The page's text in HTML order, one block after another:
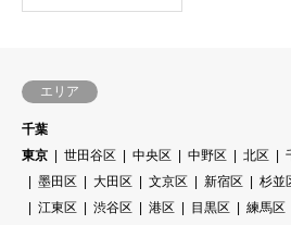
エリア
千葉
東京
世田谷区 中央区 中野区 北区
墨田区
大田区 文京区 新宿区 杉並
江東区
渋谷区 港区 目黒区 練馬区